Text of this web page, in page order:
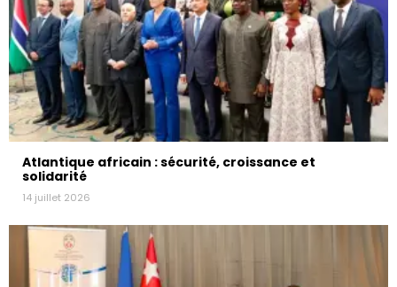
Atlantique africain : sécurité, croissance et
solidarité
14 juillet 2026